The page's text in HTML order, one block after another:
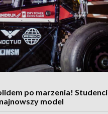
po marzenia! Studenci
model